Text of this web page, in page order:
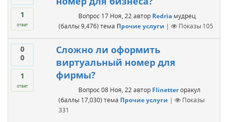
1
ответ
Вопрос 17 Ноя, 22 автор Redria мудрец
(баллы9,476) тема Прочие услуги | Показы 105
0
0
1
ответ
Сложно ли оформить
виртуальный номер для
фирмы?
Вопрос 08 Ноя, 22 автор Flinetter оракул
(баллы 17,030) тема Прочие услуги |
Показы
331